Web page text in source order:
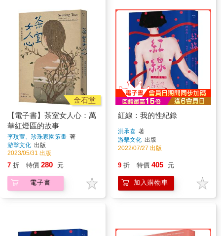
金石堂
【電子書】茶室女人心：萬
華紅燈區的故事
李玟萱、珍珠家園策畫 著
游擊文化 出版
2023/05/31 出版
7 折 特價 280 元
電子書
紅線：我的性紀錄
洪承喜 著
游擊文化 出版
2022/07/27 出版
9 折 特價 405 元
加入購物車